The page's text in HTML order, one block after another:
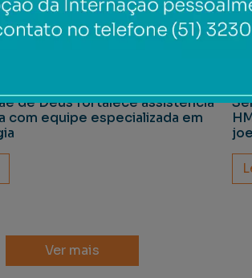
de Deus fortalece assistência
com equipe especializada em
Ver mais